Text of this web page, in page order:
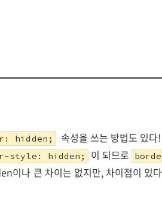
hidden;
속성을 쓰는 방법도 있다!
style: hidden; 이 되므로
이나 큰 차이는 없지만, 차이점이 있